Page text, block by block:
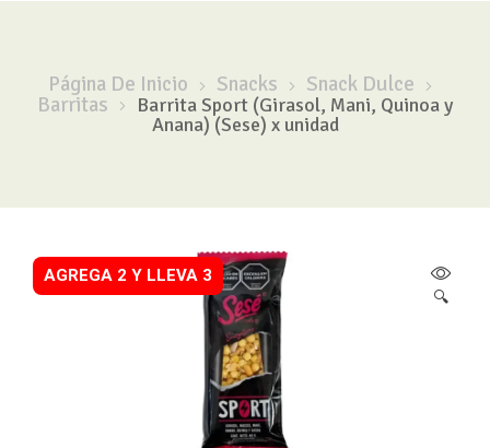
Página De Inicio Snacks Snack Dulce
Barritas
Barrita Sport (Girasol, Mani, Quinoa y
Anana) (Sese) x unidad
AGREGA 2 Y LLEVA 3
🔍